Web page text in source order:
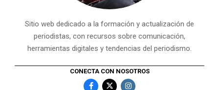
Sitio web dedicado a la formación y actualización de
periodistas, con recursos sobre comunicación,
herramientas digitales y tendencias del periodismo.
CONECTA CON NOSOTROS